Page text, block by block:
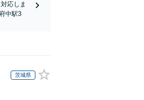
応しま
中駅3
茨城県